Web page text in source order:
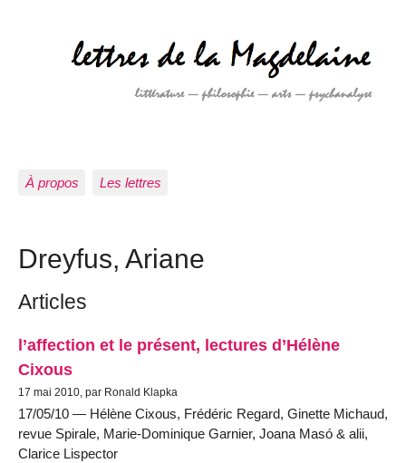
À propos Les lettres
Dreyfus, Ariane
Articles
l’affection et le présent, lectures d’Hélène
Cixous
17 mai 2010, par Ronald Klapka
17/05/10 — Hélène Cixous, Frédéric Regard, Ginette Michaud,
revue Spirale, Marie-Dominique Garnier, Joana Masó & alii,
Clarice Lispector